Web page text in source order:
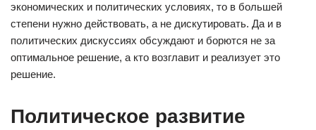
экономических и политических условиях, то в большей
степени нужно действовать, а не дискутировать. Да и в
политических дискуссиях обсуждают и борются не за
оптимальное решение, а кто возглавит и реализует это
решение.
Политическое развитие